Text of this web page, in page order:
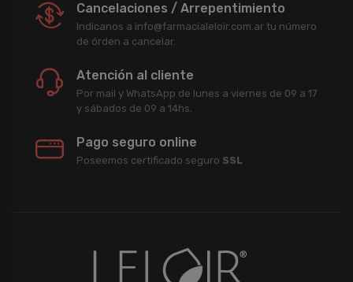
Cancelaciones / Arrepentimiento
Indicanos a info@farmacialeloir.com.ar tu número
de órden a cancelar.
Atención al cliente
Por mail y WhatsApp de lunes a viernes de 09 a 17
y sábados de 09 a 14hs.
Pago seguro online
Poseemos certificado seguro SSL